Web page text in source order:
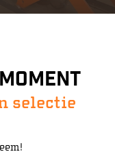
selectie